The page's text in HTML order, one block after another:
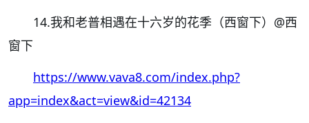
14.我和老普相遇在十六岁的花季（西窗下） @西
窗下
https://www.vava8.com/index.php?
app=index&act=view&id=42134